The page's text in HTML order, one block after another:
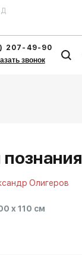
207-49-90
звонок
Олигеров
x 110 см